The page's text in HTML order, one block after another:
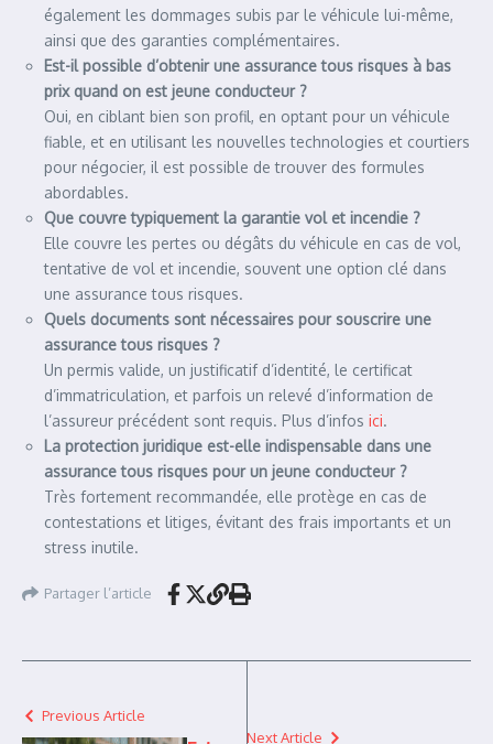
également les dommages subis par le véhicule lui-même,
ainsi que des garanties complémentaires.
Est-il possible d’obtenir une assurance tous risques à bas
prix quand on est jeune conducteur ?
Oui, en ciblant bien son profil, en optant pour un véhicule
fiable, et en utilisant les nouvelles technologies et courtiers
pour négocier, il est possible de trouver des formules
abordables.
Que couvre typiquement la garantie vol et incendie ?
Elle couvre les pertes ou dégâts du véhicule en cas de vol,
tentative de vol et incendie, souvent une option clé dans
une assurance tous risques.
Quels documents sont nécessaires pour souscrire une
assurance tous risques ?
Un permis valide, un justificatif d’identité, le certificat
d’immatriculation, et parfois un relevé d’information de
l’assureur précédent sont requis. Plus d’infos ici.
La protection juridique est-elle indispensable dans une
assurance tous risques pour un jeune conducteur ?
Très fortement recommandée, elle protège en cas de
contestations et litiges, évitant des frais importants et un
stress inutile.
Partager l’article
Previous Article
Next Article